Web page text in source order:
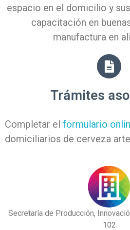
espacio en el domicilio y
capacitación en
manufactura en
Trámites
Completar el formulario
domiciliarios de cerveza
Secretaría de Producción,
102